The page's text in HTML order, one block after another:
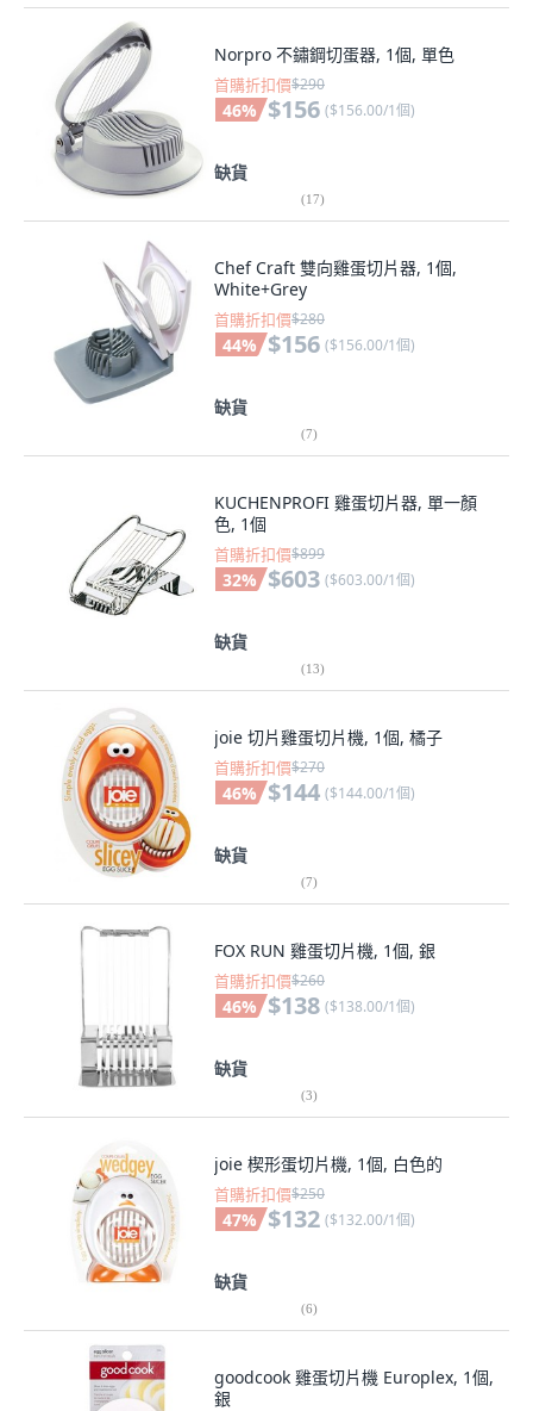
Norpro 不鏽鋼切蛋器, 1個, 單色
首購折扣價$290
46% $156 ($156.00/1個)
缺貨
(17)
Chef Craft 雙向雞蛋切片器, 1個,
White+Grey
首購折扣價$280
44% $156 ($156.00/1個)
缺貨
(7)
KUCHENPROFI 雞蛋切片器, 單一顏
色, 1個
首購折扣價$899
32% $603 ($603.00/1個)
缺貨
(13)
joie 切片雞蛋切片機, 1個, 橘子
首購折扣價$270
46% $144 ($144.00/1個)
缺貨
(7)
FOX RUN 雞蛋切片機, 1個, 銀
首購折扣價$260
46% $138 ($138.00/1個)
缺貨
(3)
joie 楔形蛋切片機, 1個, 白色的
首購折扣價$250
47% $132 ($132.00/1個)
缺貨
(6)
goodcook 雞蛋切片機 Europlex, 1個,
銀